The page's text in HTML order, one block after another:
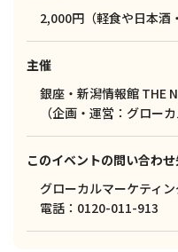
2,000円（軽食や日本酒
主催
銀座・新潟情報館 THE
（企画・運営：グロー
このイベントの問い合わ
グローカルマーケティ
電話：0120-011-913